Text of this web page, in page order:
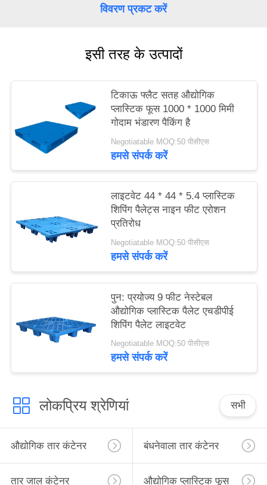
विवरण प्रकट करें
इसी तरह के उत्पादों
टिकाऊ फ्लैट सतह औद्योगिक
प्लास्टिक फूस 1000 * 1000 मिमी
गोदाम भंडारण पैकिंग है
Negotiatable MOQ:50 पीसीएस
हमसे संपर्क करें
लाइटवेट 44 * 44 * 5.4 प्लास्टिक
शिपिंग पैलेट्स नाइन फीट एरोशन
प्रतिरोध
Negotiatable MOQ:50 पीसीएस
हमसे संपर्क करें
पुन: प्रयोज्य 9 फीट नेस्टेबल
औद्योगिक प्लास्टिक पैलेट एचडीपीई
शिपिंग पैलेट लाइटवेट
Negotiatable MOQ:50 पीसीएस
हमसे संपर्क करें
लोकप्रिय श्रेणियां सभी
औद्योगिक तार कंटेनर बंधनेवाला तार कंटेनर
तार जाल कंटेनर औद्योगिक प्लास्टिक फूस